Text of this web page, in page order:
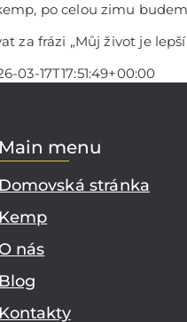
po celou zimu
za frázi „Můj život je
03-17T17:51:49+00:00
Main menu
Domovská stránka
Kemp
O nás
Blog
Kontakty